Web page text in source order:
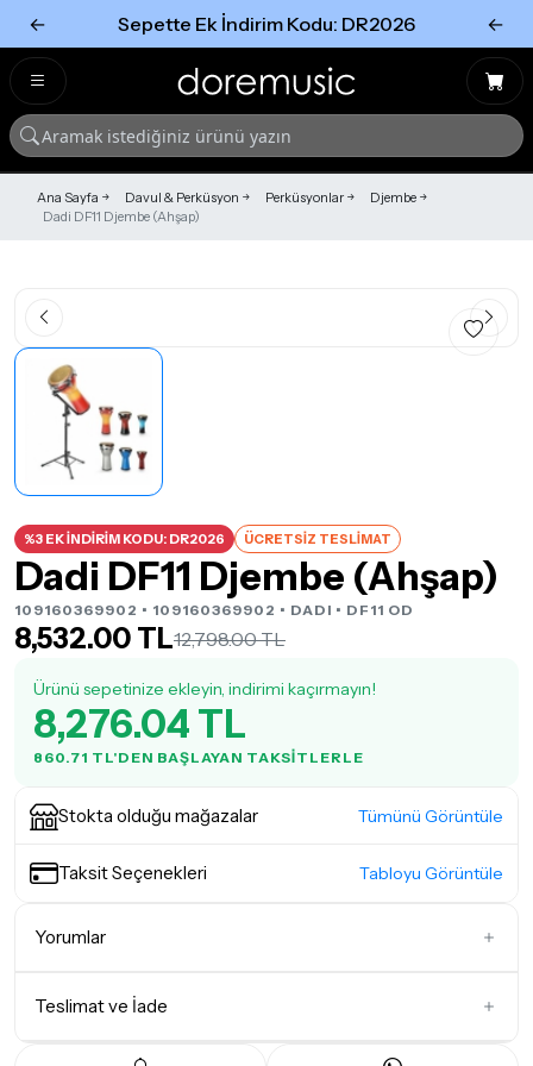
← Sepette Ek İndirim Kodu: DR2026 ←
Ana Sayfa Davul & Perküsyon Perküsyonlar
Djembe
Dadi DF11 Djembe (Ahşap)
%3 EK İNDİRİM KODU: DR2026 ÜCRETSİZ TESLİMAT
Dadi DF11 Djembe (Ahşap)
109160369902 • 109160369902 • DADI • DF11 OD
8,532.00 TL12,798.00 TL
Ürünü sepetinize ekleyin, indirimi kaçırmayın!
8,276.04 TL
860.71 TL'DEN BAŞLAYAN TAKSITLERLE
Stokta olduğu mağazalar Tümünü Görüntüle
Taksit Seçenekleri Tabloyu Görüntüle
Yorumlar
Teslimat ve İade
Tümünü Gör
Tümünü gör